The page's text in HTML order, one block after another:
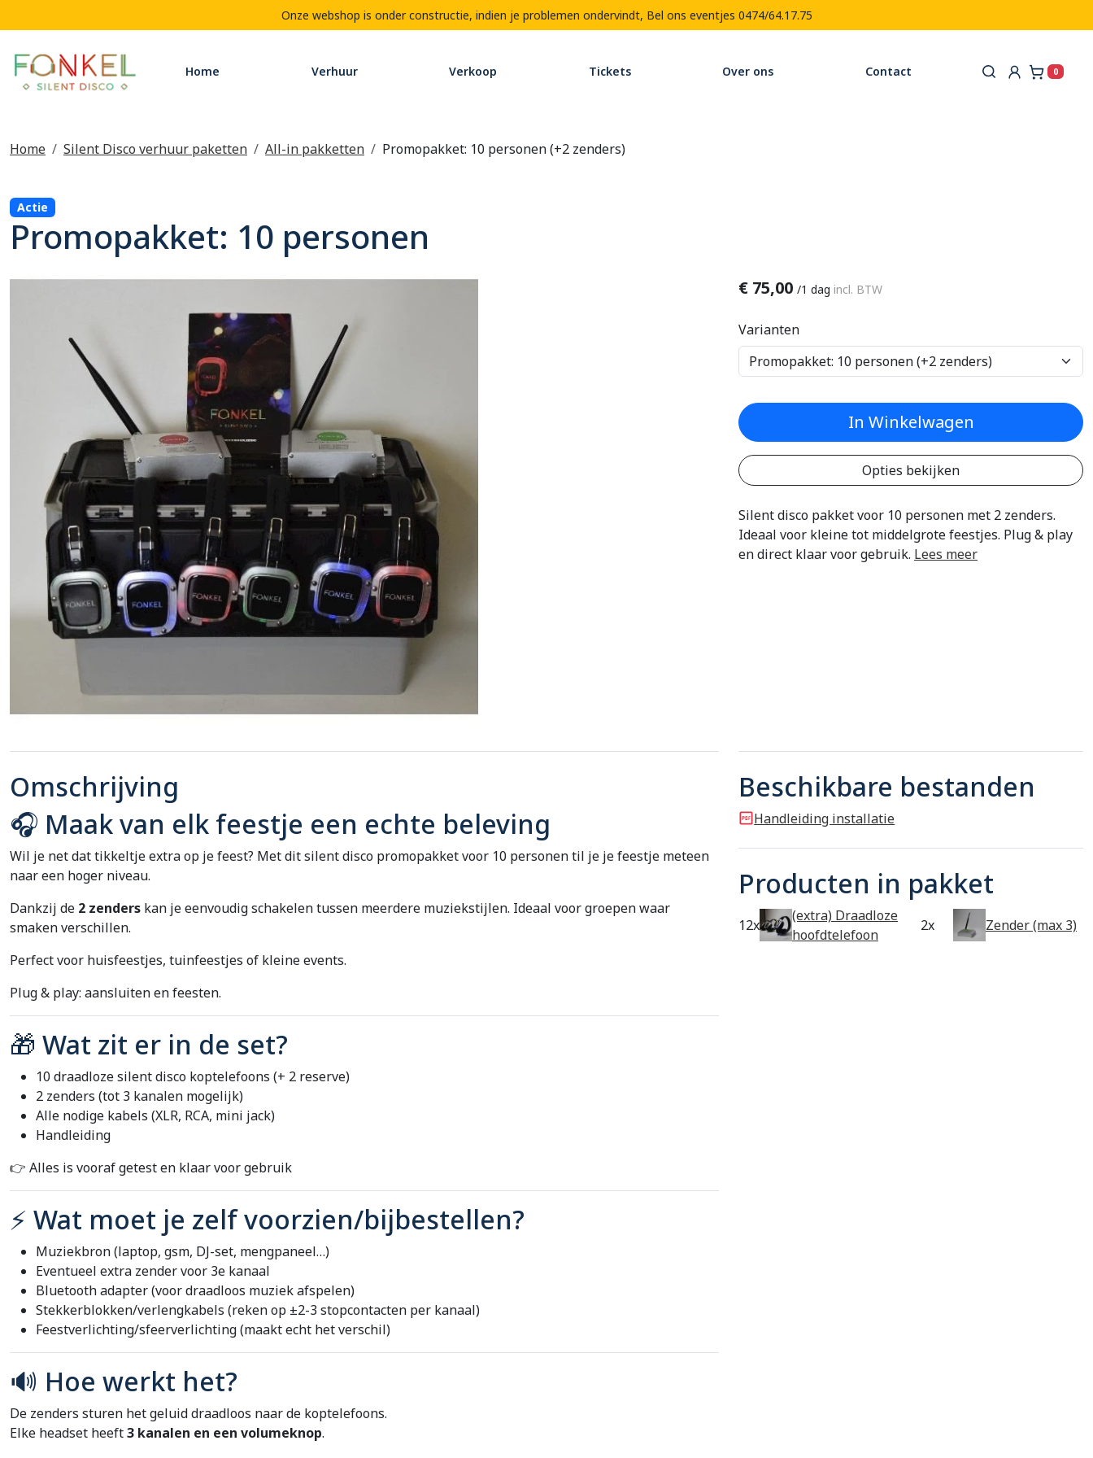
Onze webshop is onder constructie, indien je problemen ondervindt, Bel ons eventjes 0474/64.17.75
Home Verhuur Verkoop Tickets Over ons Contact 0
Home Silent Disco verhuur paketten All-in pakketten Promopakket: 10 personen (+2 zenders)
Actie
Promopakket: 10 personen
€ 75,00 /1 dag incl. BTW
Varianten
In Winkelwagen
Opties bekijken
Silent disco pakket voor 10 personen met 2 zenders.
Ideaal voor kleine tot middelgrote feestjes. Plug & play
en direct klaar voor gebruik. Lees meer
Omschrijving
🎧 Maak van elk feestje een echte beleving
Wil je net dat tikkeltje extra op je feest? Met dit silent disco promopakket voor 10 personen til je je feestje meteen
naar een hoger niveau.
Dankzij de 2 zenders kan je eenvoudig schakelen tussen meerdere muziekstijlen. Ideaal voor groepen waar
smaken verschillen.
Perfect voor huisfeestjes, tuinfeestjes of kleine events.
Plug & play: aansluiten en feesten.
🎁 Wat zit er in de set?
10 draadloze silent disco koptelefoons (+ 2 reserve)
2 zenders (tot 3 kanalen mogelijk)
Alle nodige kabels (XLR, RCA, mini jack)
Handleiding
👉 Alles is vooraf getest en klaar voor gebruik
⚡ Wat moet je zelf voorzien/bijbestellen?
Muziekbron (laptop, gsm, DJ-set, mengpaneel…)
Eventueel extra zender voor 3e kanaal
Bluetooth adapter (voor draadloos muziek afspelen)
Stekkerblokken/verlengkabels (reken op ±2-3 stopcontacten per kanaal)
Feestverlichting/sfeerverlichting (maakt echt het verschil)
🔊 Hoe werkt het?
De zenders sturen het geluid draadloos naar de koptelefoons.
Elke headset heeft3 kanalen en een volumeknop.
Beschikbare bestanden
Handleiding installatie
Producten in pakket
12x
(extra) Draadloze
hoofdtelefoon
2x Zender (max 3)